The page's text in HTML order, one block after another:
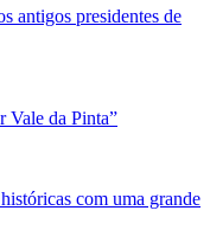
antigos presidentes de
Vale da Pinta”
com uma grande